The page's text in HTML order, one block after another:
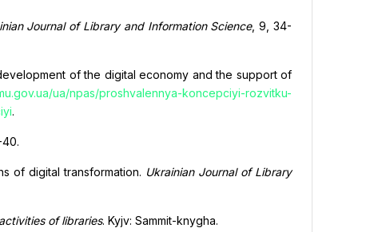
Journal of Library and Information Science, 9, 34-
of the digital economy and the support of
ua/npas/proshvalennya-koncepciyi-rozvitku-
.
40.
of digital transformation. Ukrainian Journal of Library
of libraries. Kyjv: Sammit-knygha.